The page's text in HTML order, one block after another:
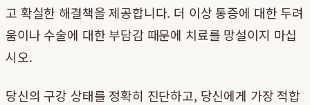
고 확실한 해결책을 제공합니다. 더 이상 통증에 대한 두려
움이나 수술에 대한 부담감 때문에 치료를 망설이지 마십
시오.
당신의 구강 상태를 정확히 진단하고, 당신에게 가장 적합